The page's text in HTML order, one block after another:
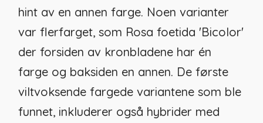
hint av en annen farge. Noen varianter
var flerfarget, som Rosa foetida 'Bicolor'
der forsiden av kronbladene har én
farge og baksiden en annen. De første
viltvoksende fargede variantene som ble
funnet, inkluderer også hybrider med